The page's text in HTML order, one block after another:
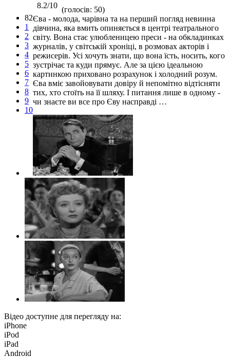
82
1
2
3
4
5
6
7
8
9
10
8.2/10 (голосів: 50)
Єва - молода, чарівна та на перший погляд невинна
дівчина, яка вмить опиняється в центрі театрального
світу. Вона стає улюбленицею преси - на обкладинках
журналів, у світській хроніці, в розмовах акторів і
режисерів. Усі хочуть знати, що вона їсть, носить, кого
зустрічає та куди прямує. Але за цією ідеальною
картинкою приховано розрахунок і холодний розум.
Єва вміє завойовувати довіру й непомітно відтісняти
тих, хто стоїть на її шляху. І питання лише в одному -
чи знаєте ви все про Єву насправді …
Відео доступне для перегляду на:
iPhone
iPod
iPad
Android